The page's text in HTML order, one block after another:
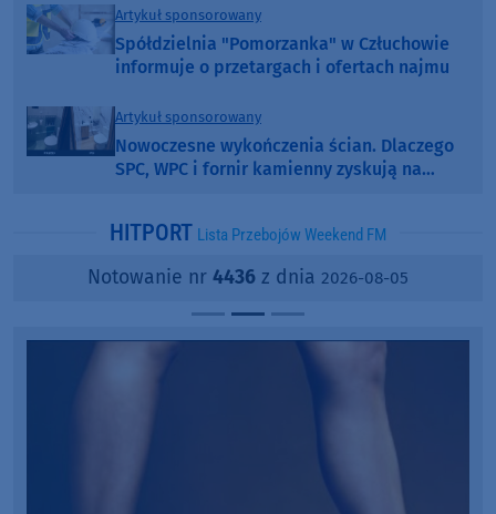
Artykuł sponsorowany
Spółdzielnia "Pomorzanka" w Człuchowie
informuje o przetargach i ofertach najmu
Artykuł sponsorowany
Nowoczesne wykończenia ścian. Dlaczego
SPC, WPC i fornir kamienny zyskują na
HITPORT Lista Przebojów Weekend FM
Notowanie nr 4436 z dnia 2026-08-05